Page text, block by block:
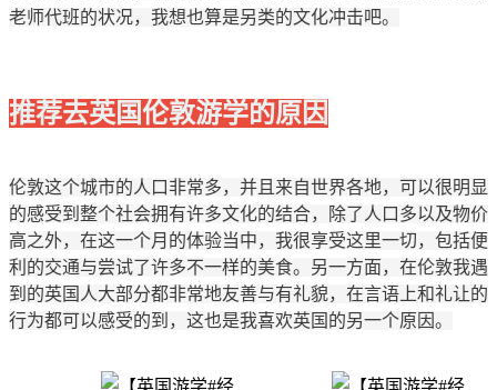
老师代班的状况，我想也算是另类的文化冲击吧。
推荐去英国伦敦游学的原因
伦敦这个城市的人口非常多，并且来自世界各地，可以很明显
的感受到整个社会拥有许多文化的结合，除了人口多以及物价
高之外，在这一个月的体验当中，我很享受这里一切，包括便
利的交通与尝试了许多不一样的美食。另一方面，在伦敦我遇
到的英国人大部分都非常地友善与有礼貌，在言语上和礼让的
行为都可以感受的到，这也是我喜欢英国的另一个原因。